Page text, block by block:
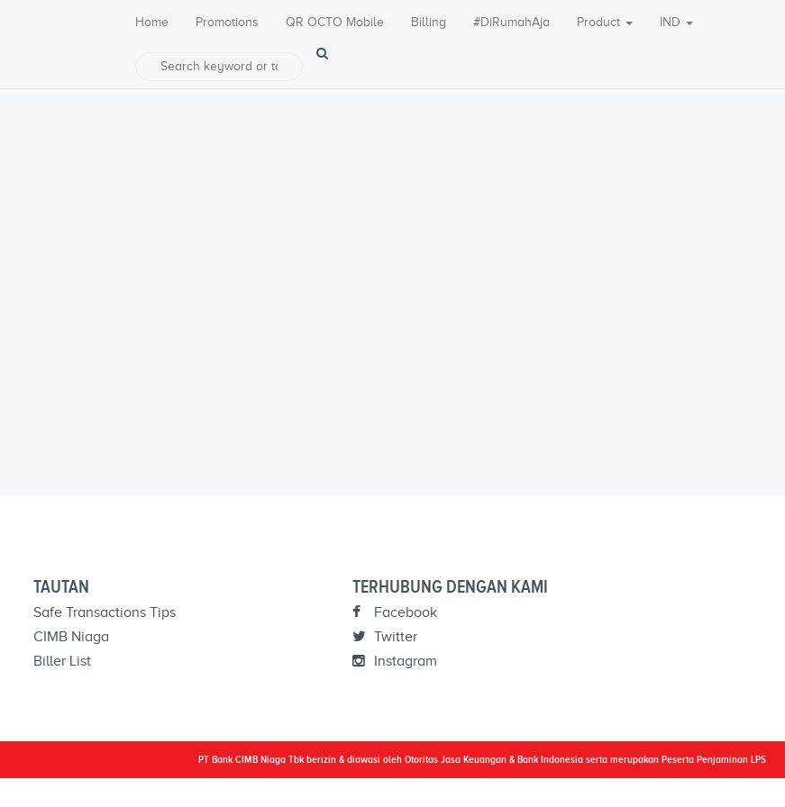
Home Promotions QR OCTO Mobile Billing #DiRumahAja Product IND
TAUTAN
Safe Transactions Tips
CIMB Niaga
Biller List
TERHUBUNG DENGAN KAMI
Facebook
Twitter
Instagram
PT Bank CIMB Niaga Tbk berizin & diawasi oleh Otoritas Jasa Keuangan & Bank Indonesia serta merupakan Peserta Penjaminan LPS